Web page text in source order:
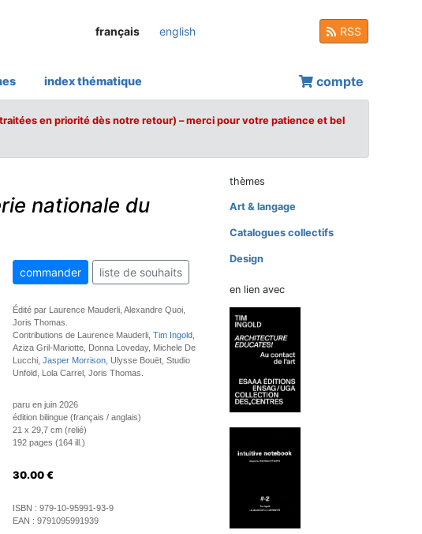
français english RSS
index thématique compte
en priorité dès notre retour) – merci pour votre patience et bel
nationale du
commander liste de souhaits
Édité par Laurence Mauderli, Alexandre Quoi,
Joris Thomas.
Contributions de Laurence Mauderli, Tim Ingold,
Aziza Gril-Mariotte, Donna Loveday, Michele De
Lucchi, Jasper Morrison, Ulysse Bouët, Studio
Unfold, Lola Carrel, Joris Thomas.
paru en juin 2026
édition bilingue (français / anglais)
21 x 29,7 cm (relié)
192 pages (164 ill.)
30.00 €
ISBN : 979-10-95991-93-9
EAN : 9791095991939
thèmes
Art & langage
Catalogues collectifs
Design
en lien avec